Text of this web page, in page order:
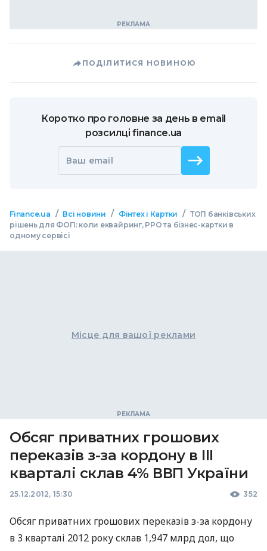
ПОДІЛИТИСЯ НОВИНОЮ
Коротко про головне за день в email
розсилці finance.ua
Ваш email
Finance.ua / Всі новини / Фінтех і Картки / ТОП банківських
рішень для ФОП: коли еквайринг, РРО та бізнес-картки в
одному сервісі
Місце для вашої реклами
Обсяг приватних грошових
переказів з-за кордону в ІІІ
кварталі склав 4% ВВП України
25.12.2012, 15:30 352
Обсяг приватних грошових переказів з-за кордону
в 3 кварталі 2012 року склав 1,947 млрд дол, що